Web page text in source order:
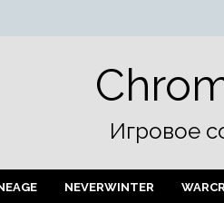
Игровое
NEVERWINTER